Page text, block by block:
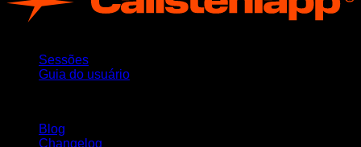
Sessões
Guia do usuário
Blog
Changelog